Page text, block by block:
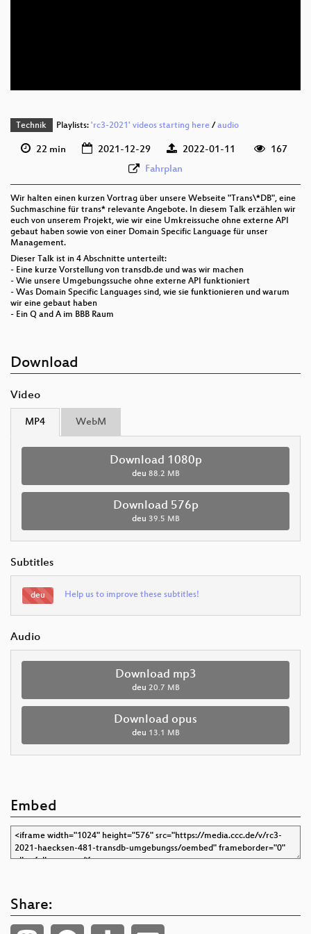
deu (todo)
Technik Playlists: 'rc3-2021' videos starting here/ audio
22 min 2021-12-29 2022-01-11
167
Fahrplan
Wir halten einen kurzen Vortrag über unsere Webseite "Trans\*DB", eine
Suchmaschine für trans* relevante Angebote. In diesem Talk erzählen wir
euch von unserem Projekt, wie wir eine Umkreissuche ohne externe API
gebaut haben sowie von einer Domain Specific Language für unser
Management.
Dieser Talk ist in 4 Abschnitte unterteilt:
- Eine kurze Vorstellung von transdb.de und was wir machen
- Wie unsere Umgebungssuche ohne externe API funktioniert
- Was Domain Specific Languages sind, wie sie funktionieren und warum
wir eine gebaut haben
- Ein Q and A im BBB Raum
Download
Video
MP4 WebM
Download 1080p
deu 88.2 MB
Download 576p
deu 39.5 MB
Subtitles
deu Help us to improve these subtitles!
Audio
Download mp3
deu 20.7 MB
Download opus
deu 13.1 MB
Embed
Share: